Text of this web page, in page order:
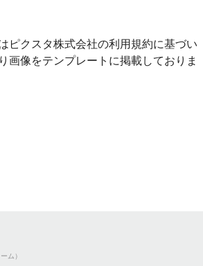
ピクスタ株式会社の利用規約に基づい
画像をテンプレートに掲載しておりま
ム）